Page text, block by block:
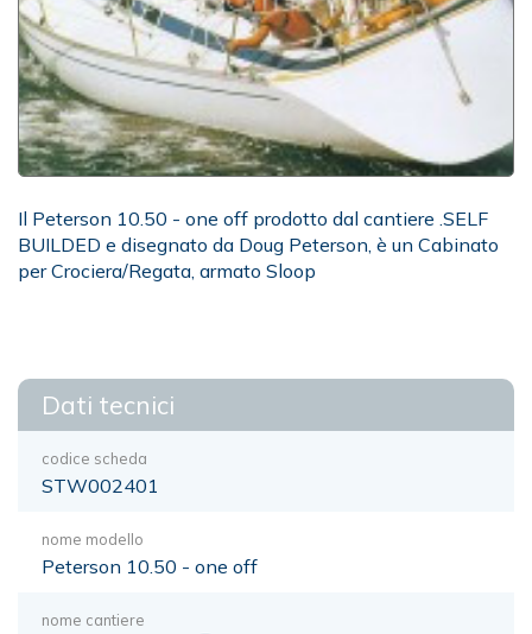
Il Peterson 10.50 - one off prodotto dal cantiere .SELF
BUILDED e disegnato da Doug Peterson, è un Cabinato
per Crociera/Regata, armato Sloop
Dati tecnici
codice scheda
STW002401
nome modello
Peterson 10.50 - one off
nome cantiere